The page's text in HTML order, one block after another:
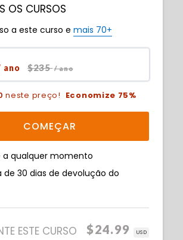
OS CURSOS
a este curso e mais 70+
ano $235/ ano
neste preço! Economize 75%
COMEÇAR
a qualquer momento
de 30 dias de devolução do
ESTE CURSO $24.99 USD